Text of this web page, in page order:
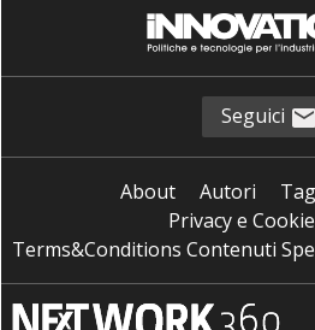
Seguici
About Autori
Privacy e
Terms&Conditions Contenuti